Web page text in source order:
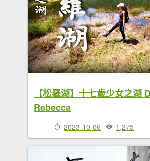
【松羅湖】十七歲少女之湖
Rebecca
2023-10-06 1,275